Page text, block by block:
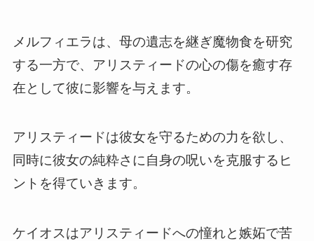
メルフィエラは、母の遺志を継ぎ魔物食を研究
する一方で、アリスティードの心の傷を癒す存
在として彼に影響を与えます。
アリスティードは彼女を守るための力を欲し、
同時に彼女の純粋さに自身の呪いを克服するヒ
ントを得ていきます。
ケイオスはアリスティードへの憧れと嫉妬で苦